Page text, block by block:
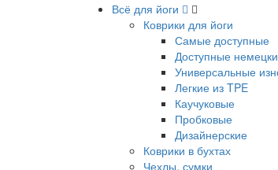
Всё для йоги
Коврики для йоги
Самые доступные
Доступные
Универсальные
Легкие из TPE
Каучуковые
Пробковые
Дизайнерские
Коврики в бухтах
Чехлы, сумки